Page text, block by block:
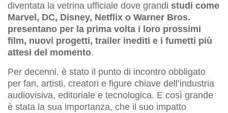
diventata la vetrina ufficiale dove grandi studi come
Marvel, DC, Disney, Netflix o Warner Bros.
presentano per la prima volta i loro prossimi
film, nuovi progetti, trailer inediti e i fumetti più
attesi del momento.
Per decenni, è stato il punto di incontro obbligato
per fan, artisti, creatori e figure chiave dell’industria
audiovisiva, editoriale e tecnologica. E così grande
è stata la sua importanza, che il suo impatto